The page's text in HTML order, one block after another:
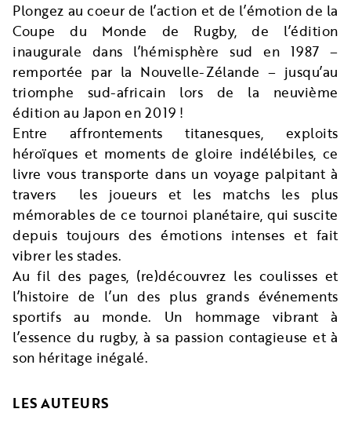
Plongez au coeur de l’action et de l’émotion de la
Coupe du Monde de Rugby, de l’édition
inaugurale dans l’hémisphère sud en 1987 –
remportée par la Nouvelle-Zélande – jusqu’au
triomphe sud-africain lors de la neuvième
édition au Japon en 2019 !
Entre affrontements titanesques, exploits
héroïques et moments de gloire indélébiles, ce
livre vous transporte dans un voyage palpitant à
travers les joueurs et les matchs les plus
mémorables de ce tournoi planétaire, qui suscite
depuis toujours des émotions intenses et fait
vibrer les stades.
Au fil des pages, (re)découvrez les coulisses et
l’histoire de l’un des plus grands événements
sportifs au monde. Un hommage vibrant à
l’essence du rugby, à sa passion contagieuse et à
son héritage inégalé.
LES AUTEURS